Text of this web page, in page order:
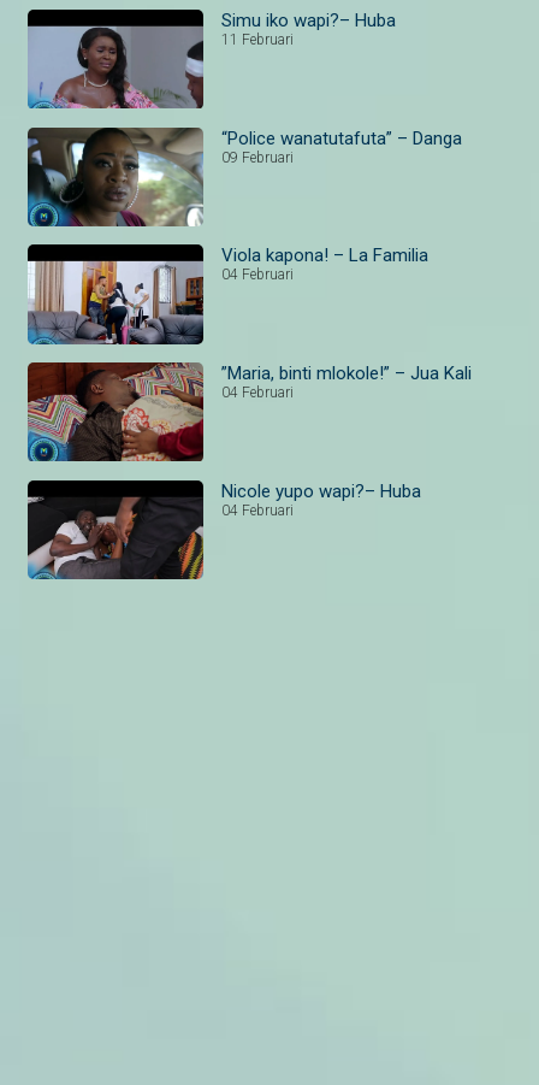
Simu iko wapi?– Huba
11 Februari
“Police wanatutafuta” – Danga
09 Februari
Viola kapona! – La Familia
04 Februari
”Maria, binti mlokole!” – Jua Kali
04 Februari
Nicole yupo wapi?– Huba
04 Februari